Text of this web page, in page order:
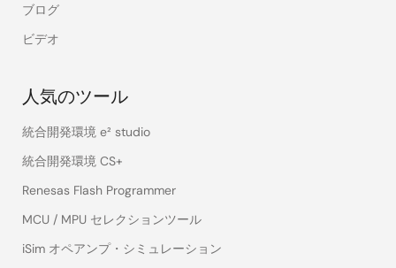
ブログ
ビデオ
人気のツール
統合開発環境 e² studio
統合開発環境 CS+
Renesas Flash Programmer
MCU / MPU セレクションツール
iSim オペアンプ・シミュレーション